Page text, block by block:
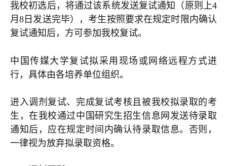
我校初选后，将通过该系统发送复试通知（原则上4
月8日发送完毕），考生按照要求在规定时限内确认
复试通知后，方可参加我校复试。
中国传媒大学复试拟采用现场或网络远程方式进
行，具体由各培养单位组织。
进入调剂复试、完成复试考核且被我校拟录取的考
生，在我校通过中国研究生招生信息网发送待录取
通知后，应在规定时间内确认待录取信息。否则，
一律视为放弃拟录取资格。